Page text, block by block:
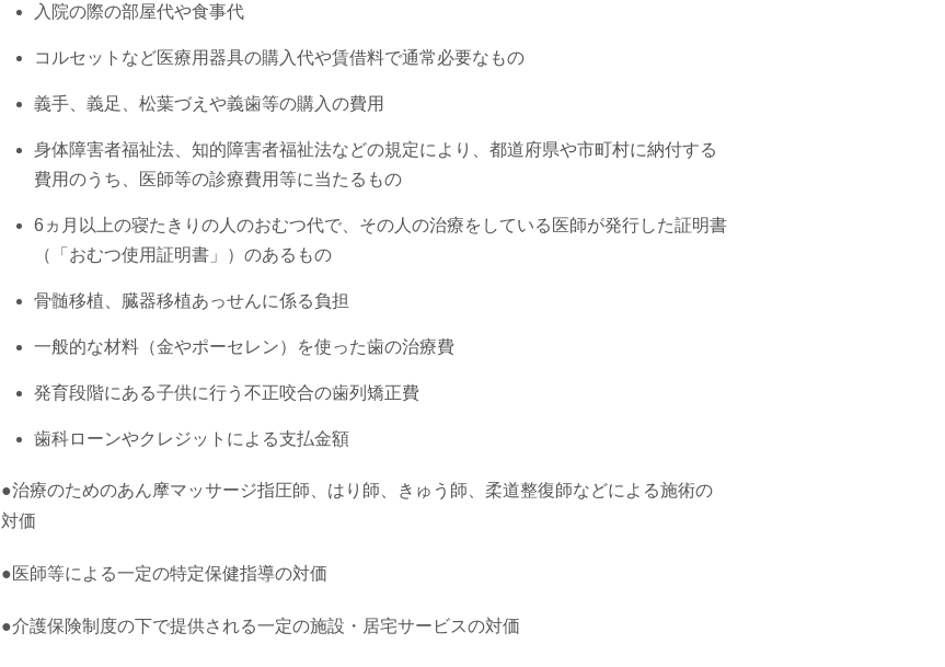
入院の際の部屋代や食事代
コルセットなど医療用器具の購入代や賃借料で通常必要なもの
義手、義足、松葉づえや義歯等の購入の費用
身体障害者福祉法、知的障害者福祉法などの規定により、都道府県や市町村に納付する
費用のうち、医師等の診療費用等に当たるもの
6ヵ月以上の寝たきりの人のおむつ代で、その人の治療をしている医師が発行した証明書
（「おむつ使用証明書」）のあるもの
骨髄移植、臓器移植あっせんに係る負担
一般的な材料（金やポーセレン）を使った歯の治療費
発育段階にある子供に行う不正咬合の歯列矯正費
歯科ローンやクレジットによる支払金額
●治療のためのあん摩マッサージ指圧師、はり師、きゅう師、柔道整復師などによる施術の
対価
●医師等による一定の特定保健指導の対価
●介護保険制度の下で提供される一定の施設・居宅サービスの対価